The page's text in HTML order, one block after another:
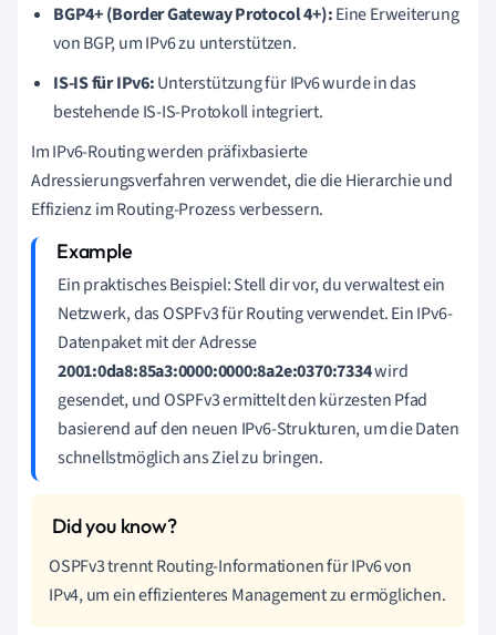
BGP4+ (Border Gateway Protocol 4+):Eine Erweiterung
von BGP, um IPv6 zu unterstützen.
IS-IS für IPv6:Unterstützung für IPv6 wurde in das
bestehende IS-IS-Protokoll integriert.
Im IPv6-Routing werden präfixbasierte
Adressierungsverfahren verwendet, die die Hierarchie und
Effizienz im Routing-Prozess verbessern.
Ein praktisches Beispiel: Stell dir vor, du verwaltest ein
Netzwerk, das OSPFv3 für Routing verwendet. Ein IPv6-
Datenpaket mit der Adresse
2001:0da8:85a3:0000:0000:8a2e:0370:7334wird
gesendet, und OSPFv3 ermittelt den kürzesten Pfad
basierend auf den neuen IPv6-Strukturen, um die Daten
schnellstmöglich ans Ziel zu bringen.
OSPFv3 trennt Routing-Informationen für IPv6 von
IPv4, um ein effizienteres Management zu ermöglichen.